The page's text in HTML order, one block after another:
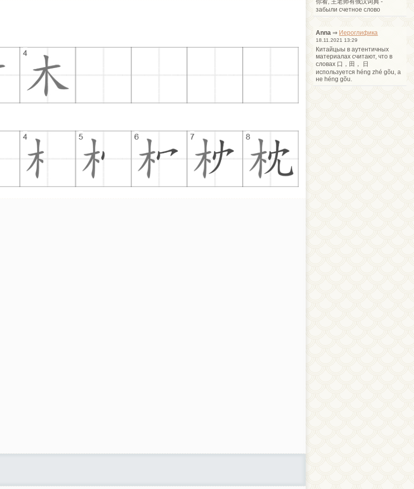
забыли счетное слово
Anna ⇒ Иероглифика
18.11.2021 13:29
Китайцыы в аутентичных
материалах считают, что в
словах 口，田， 日
используется héng zhé gõu, а
не héng gõu.